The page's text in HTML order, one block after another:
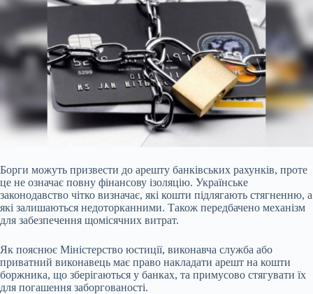
Борги можуть призвести до арешту банківських рахунків, проте
це не означає повну фінансову ізоляцію. Українське
законодавство чітко визначає, які кошти підлягають стягненню, а
які залишаються недоторканними. Також передбачено механізм
для забезпечення щомісячних витрат.
Як пояснює Міністерство юстиції, виконавча служба або
приватний виконавець має право накладати арешт на кошти
боржника, що зберігаються у банках, та примусово стягувати їх
для погашення заборгованості.